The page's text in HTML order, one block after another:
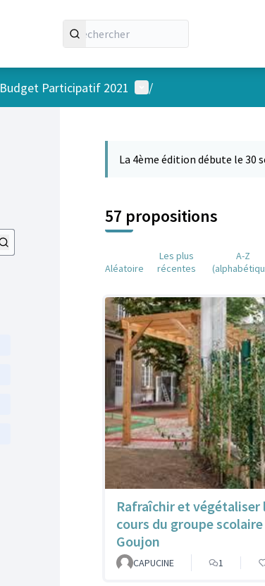
Budget Participatif 2021 Menu utilisateur
/
La 4ème édition débute le 30
57 propositions
Aléatoire
Les plus
récentes
A-Z
Rafraîchir et végétaliser
cours du groupe
Goujon
CAPUCINE 1